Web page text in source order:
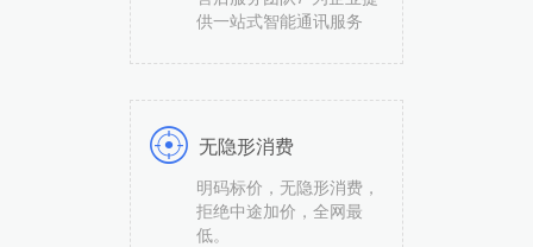
供一站式智能通讯服务
无隐形消费
明码标价，无隐形消费，
拒绝中途加价，全网最
低。